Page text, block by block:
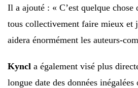
Il a ajouté : « C’est quelque chose
tous collectivement faire mieux et
aidera énormément les auteurs-
Kyncl a également visé plus
longue date des données inégalées